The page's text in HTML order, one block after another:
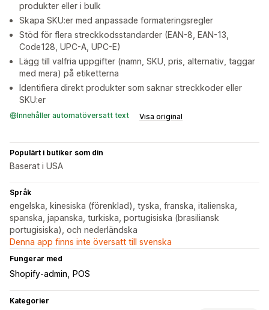
produkter eller i bulk
Skapa SKU:er med anpassade formateringsregler
Stöd för flera streckkodsstandarder (EAN-8, EAN-13,
Code128, UPC-A, UPC-E)
Lägg till valfria uppgifter (namn, SKU, pris, alternativ, taggar
med mera) på etiketterna
Identifiera direkt produkter som saknar streckkoder eller
SKU:er
Innehåller automatöversatt text Visa original
Populärt i butiker som din
Baserat i USA
Språk
engelska, kinesiska (förenklad), tyska, franska, italienska,
spanska, japanska, turkiska, portugisiska (brasiliansk
portugisiska), och nederländska
Denna app finns inte översatt till svenska
Fungerar med
Shopify-admin POS
Kategorier